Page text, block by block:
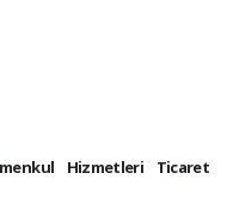
Hizmetleri Ticaret